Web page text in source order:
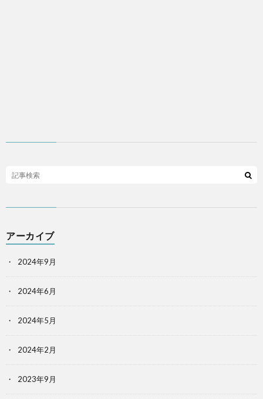
アーカイブ
2024年9月
2024年6月
2024年5月
2024年2月
2023年9月